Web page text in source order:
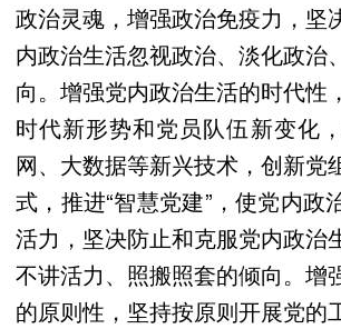
政治灵魂，增强政治免疫力，坚
内政治生活忽视政治、淡化政治
向。增强党内政治生活的时代性
时代新形势和党员队伍新变化
网、大数据等新兴技术，创新党
式，推进“智慧党建”，使党内政
活力，坚决防止和克服党内政治
不讲活力、照搬照套的倾向。增
的原则性，坚持按原则开展党的